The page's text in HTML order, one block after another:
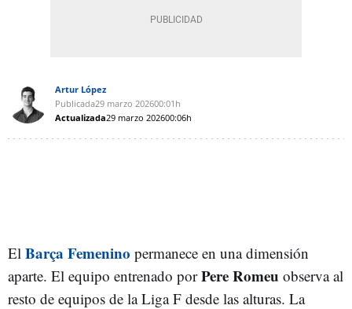
Artur López
Publicada29 marzo 202600:01h
Actualizada29 marzo 202600:06h
El Barça Femenino permanece en una dimensión
aparte. El equipo entrenado porPere Romeu observa al
resto de equipos de la Liga F desde las alturas. La